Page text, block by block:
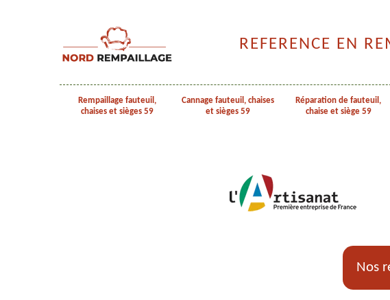
REFERENCE EN
Rempaillage fauteuil,
chaises et sièges 59
Cannage fauteuil, chaises
et sièges 59
Réparation de fauteuil,
chaise et siège 59
Nos